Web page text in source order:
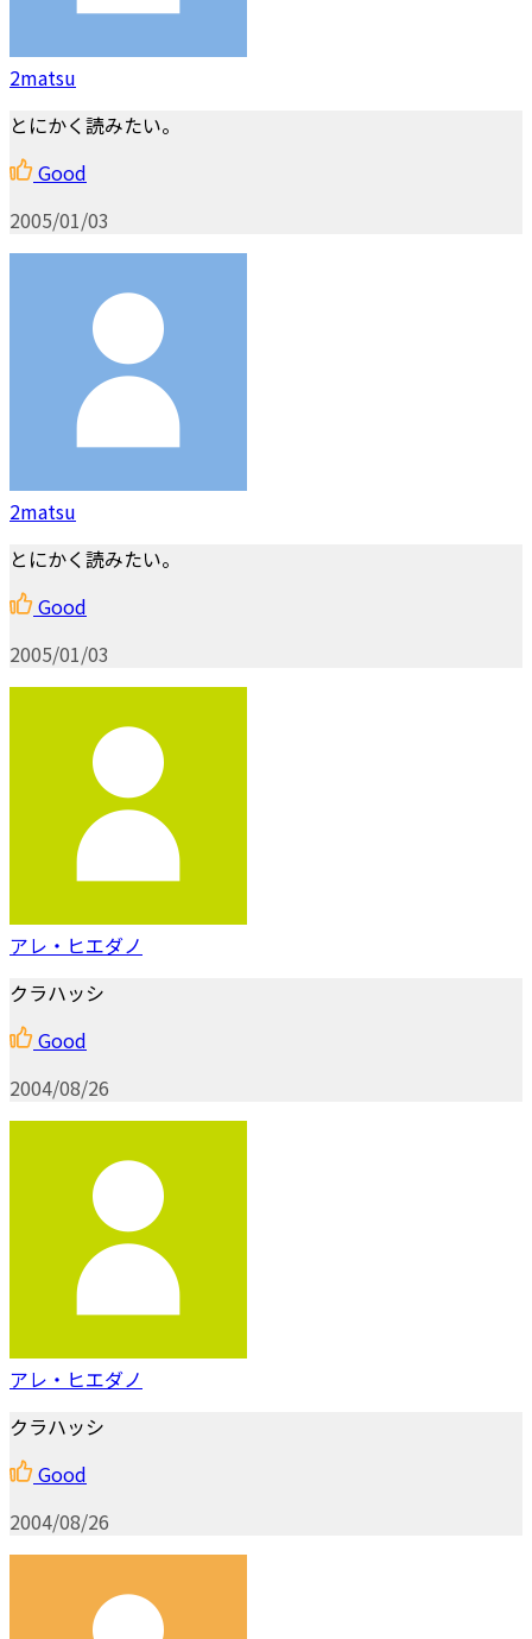
2matsu
とにかく読みたい。
Good
2005/01/03
2matsu
とにかく読みたい。
Good
2005/01/03
アレ・ヒエダノ
クラハッシ
Good
2004/08/26
アレ・ヒエダノ
クラハッシ
Good
2004/08/26